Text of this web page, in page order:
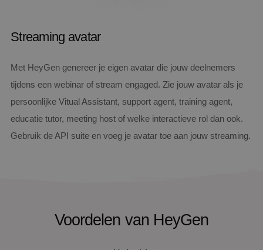
Streaming avatar
Met HeyGen genereer je eigen avatar die jouw deelnemers
tijdens een webinar of stream engaged. Zie jouw avatar als je
persoonlijke Vitual Assistant, support agent, training agent,
educatie tutor, meeting host of welke interactieve rol dan ook.
Gebruik de API suite en voeg je avatar toe aan jouw streaming.
Voordelen van HeyGen